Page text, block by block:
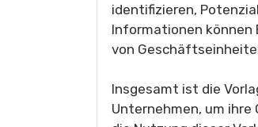
identifizieren,
Informationen können
von
Insgesamt ist die
Unternehmen, um